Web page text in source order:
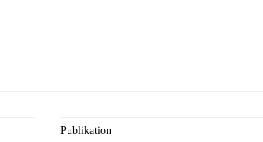
Publikation